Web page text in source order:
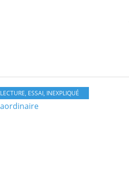
LECTURE, ESSAI, INEXPLIQUÉ